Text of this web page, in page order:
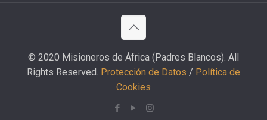
© 2020 Misioneros de África (Padres Blancos). All
Rights Reserved. Protección de Datos / Política de
Cookies